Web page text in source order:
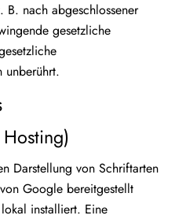
nach abgeschlossener
gesetzliche
Darstellung von Schriftarten
Google bereitgestellt
installiert. Eine